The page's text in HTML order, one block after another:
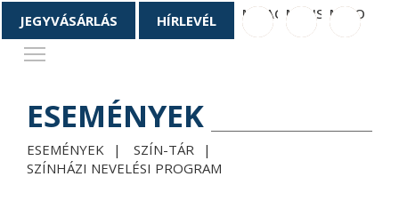
JEGYVÁSÁRLÁS HÍRLEVÉL M_FACEBOOKM_INSTAGRAM
ESEMÉNYEK
ESEMÉNYEK
SZÍN-TÁR
SZÍNHÁZI NEVELÉSI PROGRAM